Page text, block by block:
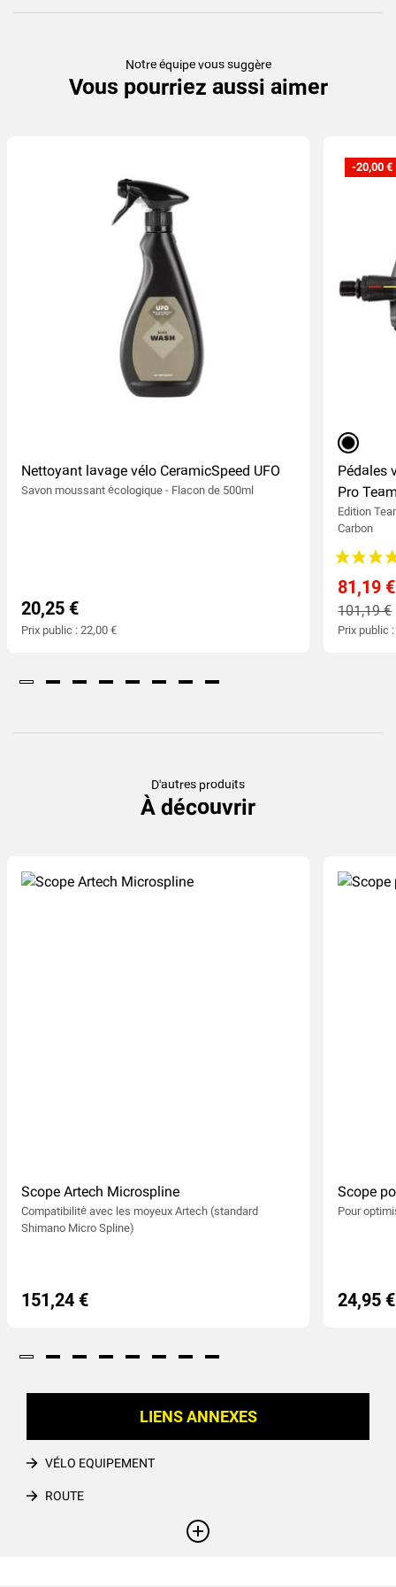
Notre équipe vous suggère
Vous pourriez aussi aimer
Nettoyant lavage vélo CeramicSpeed UFO
Savon moussant écologique - Flacon de 500ml
20,25 €
Prix public : 22,00 €
noir
Pédales
Pro
Edition
Carbon
81,19 €
101,19 €
Prix public
-20,00 €
D'autres produits
À découvrir
Scope Artech Microspline
Compatibilité avec les moyeux Artech (standard
Shimano Micro Spline)
151,24 €
Scope
Pour
24,95 €
LIENS ANNEXES
VÉLO EQUIPEMENT
ROUTE
UNIVERS ROUTE ÉLECTRIQUE
+